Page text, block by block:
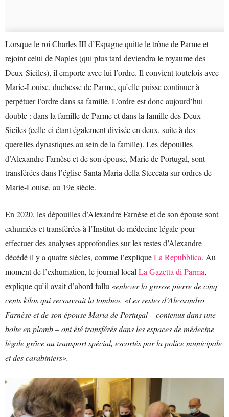
Lorsque le roi Charles III d’Espagne quitte le trône de Parme et
rejoint celui de Naples (qui plus tard deviendra le royaume des
Deux-Siciles), il emporte avec lui l’ordre. Il convient toutefois avec
Marie-Louise, duchesse de Parme, qu’elle puisse continuer à
perpétuer l’ordre dans sa famille. L’ordre est donc aujourd’hui
double : dans la famille de Parme et dans la famille des Deux-
Siciles (celle-ci étant également divisée en deux, suite à des
querelles dynastiques au sein de la famille). Les dépouilles
d’Alexandre Farnèse et de son épouse, Marie de Portugal, sont
transférées dans l’église Santa Maria della Steccata sur ordres de
Marie-Louise, au 19e siècle.
En 2020, les dépouillesd’Alexandre Farnèse et de son épouse sont
exhumées et transférées à l’Institut de médecine légale pour
effectuer des analyses approfondies sur les restes d’Alexandre
décédé il y a quatre siècles, comme l’expliqueLa Repubblica. Au
moment de l’exhumation, le journal localLa Gazetta di Parma,
explique qu’il avait d’abord fallu «enlever la grosse pierre de cinq
cents kilos qui recouvrait la tombe». «Les restes d’Alessandro
Farnèse et de son épouse Maria de Portugal – contenus dans une
boîte en plomb – ont été transférés dans les espaces de médecine
légale grâce au transport spécial, escortés par la police municipale
et des carabiniers».